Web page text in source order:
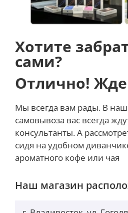
Хотите
сами?
Отлично!
Мы всегда вам рады. В
самовывоза вас всегда
консультанты. А
сидя на удобном
ароматного кофе или чая
Наш магазин